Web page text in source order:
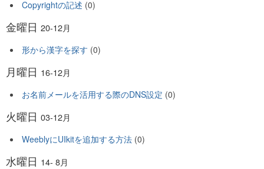
Copyrightの記述 (0)
金曜日 20-12月
形から漢字を探す (0)
月曜日 16-12月
お名前メールを活用する際のDNS設定 (0)
火曜日 03-12月
WeeblyにUIkitを追加する方法 (0)
水曜日 14- 8月